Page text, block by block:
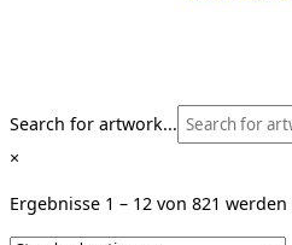
Search for artwork...
×
Ergebnisse 1 – 12 von 821